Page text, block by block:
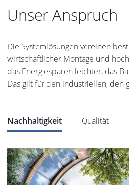
Unser Anspruch
Die Systemlösungen vereinen
wirtschaftlicher Montage und
das Energiesparen leichter, das
Das gilt für den industriellen, den
Nachhaltigkeit Qualität